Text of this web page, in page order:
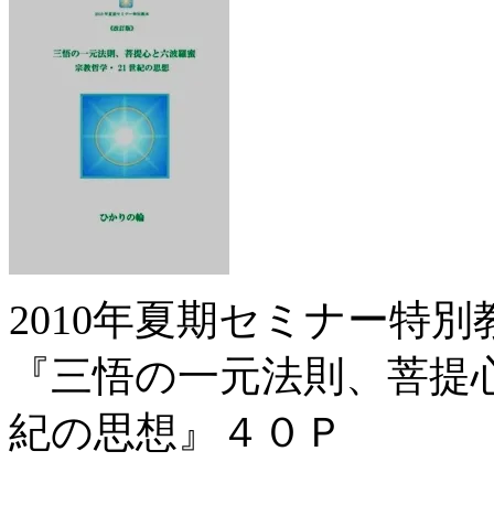
2010年夏期セミナー特別
『三悟の一元法則、菩
紀の思想』４０Ｐ